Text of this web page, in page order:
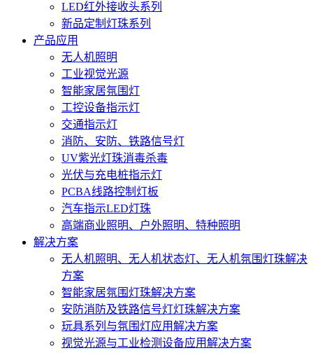
LED红外接收头系列
新品定制灯珠系列
产品应用
无人机照明
工业视觉光源
智能家居氛围灯
工控设备指示灯
交通指示灯
消防、安防、铁路信号灯
UV紫光灯珠消毒杀毒
光伏与充电桩指示灯
PCBA线路控制灯板
汽车指示LED灯珠
高端商业照明、户外照明、特种照明
解决方案
无人机照明、无人机状态灯、无人机氛围灯珠解决
方案
智能家居氛围灯珠解决方案
安防消防及铁路信号灯灯珠解决方案
玩具系列与氛围灯应用解决方案
视觉光源与工业检测设备应用解决方案